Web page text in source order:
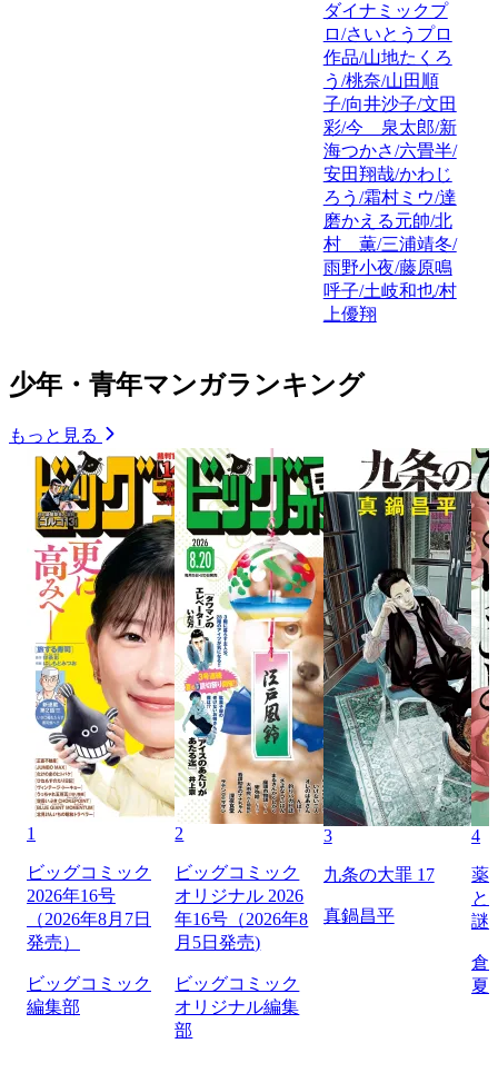
ダイナミックプ
ロ/さいとうプロ
作品/山地たくろ
う/桃奈/山田順
子/向井沙子/文田
彩/今 泉太郎/新
海つかさ/六畳半/
安田翔哉/かわじ
ろう/霜村ミウ/達
磨かえる元帥/北
村 薫/三浦靖冬/
雨野小夜/藤原鳴
呼子/土岐和也/村
上優翔
少年・青年マンガランキング
もっと見る
1
ビッグコミック
2026年16号
（2026年8月7日
発売）
ビッグコミック
編集部
2
ビッグコミック
オリジナル 2026
年16号（2026年8
月5日発売)
ビッグコミック
オリジナル編集
部
3
九条の大罪 17
真鍋昌平
4
薬
と
謎
倉
夏